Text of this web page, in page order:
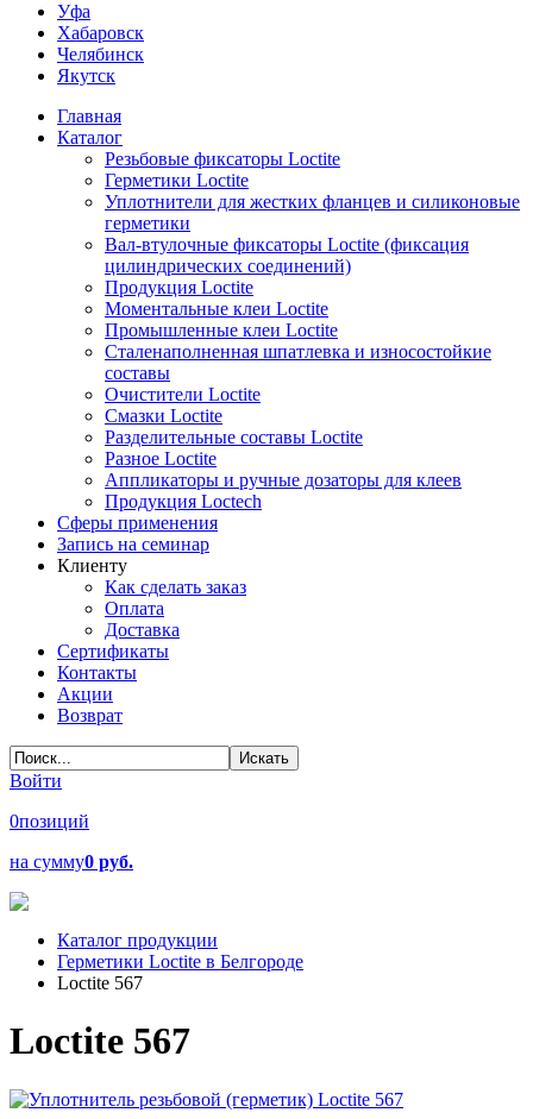
Уфа
Хабаровск
Челябинск
Якутск
Главная
Каталог
Резьбовые фиксаторы Loctite
Герметики Loctite
Уплотнители для жестких фланцев и силиконовые
герметики
Вал-втулочные фиксаторы Loctite (фиксация
цилиндрических соединений)
Продукция Loctite
Моментальные клеи Loctite
Промышленные клеи Loctite
Сталенаполненная шпатлевка и износостойкие
составы
Очистители Loctite
Смазки Loctite
Разделительные составы Loctite
Разное Loctite
Аппликаторы и ручные дозаторы для клеев
Продукция Loctech
Сферы применения
Запись на семинар
Клиенту
Как сделать заказ
Оплата
Доставка
Сертификаты
Контакты
Акции
Возврат
Войти
0позиций
на сумму0 руб.
Каталог продукции
Герметики Loctite в Белгороде
Loctite 567
Loctite 567